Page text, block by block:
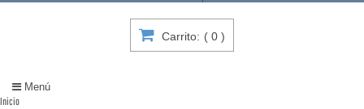
Carrito: ( 0 )
Menú
Inicio